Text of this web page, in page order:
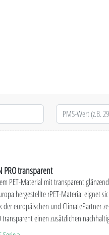
PRO transparent
PET-Material mit transparent
hergestellte rPET-Material eignet
der europäischen und ClimatePartner-
transparent einen zusätzlichen
des Materials (recyceltes PET-